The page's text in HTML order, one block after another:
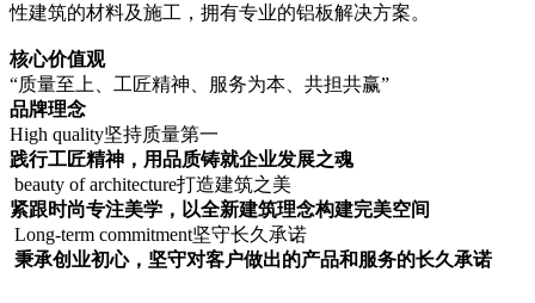
性建筑的材料及施工，拥有专业的铝板解决方案。
核心价值观
“质量至上、工匠精神、服务为本、共担共赢”
品牌理念
High quality坚持质量第一
践行工匠精神，用品质铸就企业发展之魂
beauty of architecture打造建筑之美
紧跟时尚专注美学，以全新建筑理念构建完美空间
Long-term commitment坚守长久承诺
秉承创业初心，坚守对客户做出的产品和服务的长久承诺